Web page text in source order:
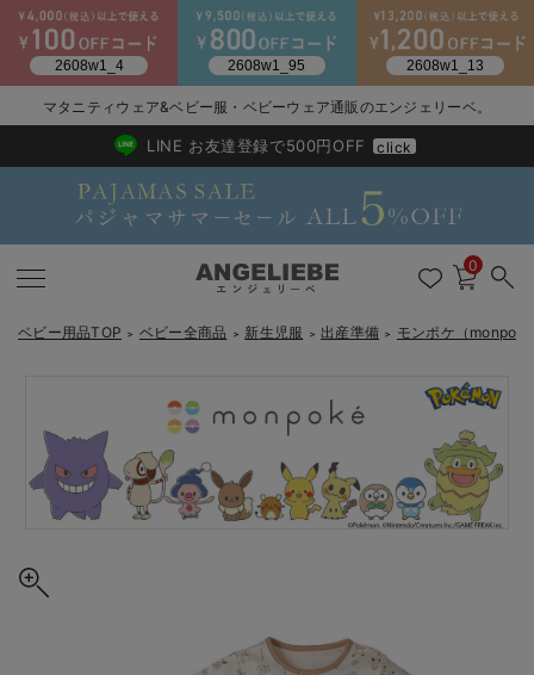
新生児服全て
出産準備
ツーウェイオール・2WAYオール（新生児）
ベビー服全て
ロンパース・カバーオール
ベビー パンツ
シーズンアイテム全て
甚平・浴衣
ベビー・新生児 寝具全て
ベビーベッド・布団 （ベビー・新生児）
おくるみ（新生児）
ベビー 雑貨全て
ベビーチェア（ハイローチェア）・ベビーラック
プレイマット・ベビー マット
お出かけグッズ全て
ベビーカー
ベビーケープ
ベビー｜季節の特集全て
猛暑からベビーを守るひんやりグッズ
シンカーパイル特集
アウトレット全て
【アウトレット】ワンピース
【アウトレット】ボトムス
特集全て
抗菌防臭加工
見えてもカワイイ
再入荷全て
再入荷｜インナー
戻る
送料無料アイテム全て
ワンピース
戻る
ブラキャミ おまとめ
戻る
【37周年祭セール】
【37周年祭セール】
戻る
気温差別オススメア
【15℃】3月下旬～
戻る
動きやすく着回しで
戻る
強撚スムース(コスパ
戻る
マタニティウェア
【おまとめ割】パジ
戻る
こだわりの履き心地
カジュアル
戻る
ジャケット派
戻る
出産準備応援割全て
マタニティパジャマ
戻る
【オフィスカジュア
戻る
レギンスタイプ
戻る
【フォーマル】ワン
戻る
【ベビー】長袖
戻る
ハンカチ
戻る
快適ウェア10%OFF
戻る
春のマタニティワン
セットアップ・ レイ
戻る
Gift Selection 出産
〜3,000円（税込）
戻る
冬の冷え対策インナ
薄くてあったか
戻る
入院準備の持ち物チ
入院してすぐ使うグ
戻る
冬のあったか特集全て
【冬のあったか特集
マタニティウェア&ベビー服・ベビーウェア通販のエンジェリーベ。
2026/NewArrival
送料495円(一部地域を除く) 7,700円以上で送料無料
LINE お友達登録で500円OFF click
0
ベビー用品TOP ＞ ベビー全商品 ＞ 新生児服 ＞ 出産準備 ＞ モンポケ（
【monpoke】モンポケベビーギフトカバーオール3点セット
カートに入れる